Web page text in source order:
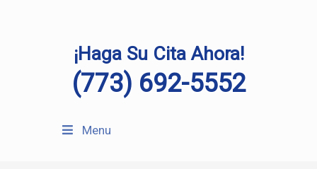
¡Haga Su Cita Ahora!
(773) 692-5552
Menu